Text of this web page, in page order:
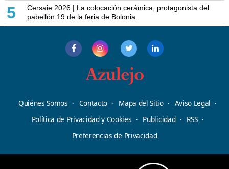
5
Cersaie 2026 | La colocación cerámica, protagonista del
pabellón 19 de la feria de Bolonia
Quiénes Somos Contacto Mapa del Sitio
Aviso Legal
Política de Privacidad y Cookies
Publicidad
RSS
Preferencias de Privacidad